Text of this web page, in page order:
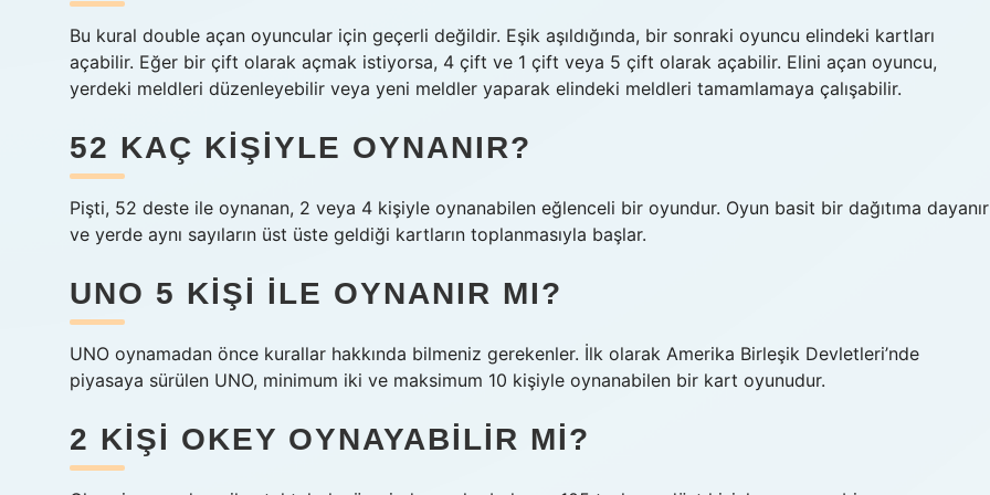
Bu kural double açan oyuncular için geçerli değildir. Eşik aşıldığında, bir sonraki oyuncu elindeki kartları
açabilir. Eğer bir çift olarak açmak istiyorsa, 4 çift ve 1 çift veya 5 çift olarak açabilir. Elini açan oyuncu,
yerdeki meldleri düzenleyebilir veya yeni meldler yaparak elindeki meldleri tamamlamaya çalışabilir.
52 KAÇ KIŞIYLE OYNANIR?
Pişti, 52 deste ile oynanan, 2 veya 4 kişiyle oynanabilen eğlenceli bir oyundur. Oyun basit bir dağıtıma dayanır
ve yerde aynı sayıların üst üste geldiği kartların toplanmasıyla başlar.
UNO 5 KIŞI ILE OYNANIR MI?
UNO oynamadan önce kurallar hakkında bilmeniz gerekenler. İlk olarak Amerika Birleşik Devletleri’nde
piyasaya sürülen UNO, minimum iki ve maksimum 10 kişiyle oynanabilen bir kart oyunudur.
2 KIŞI OKEY OYNAYABILIR MI?